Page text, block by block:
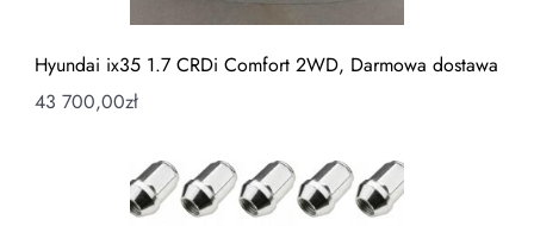
Hyundai ix35 1.7 CRDi Comfort 2WD, Darmowa dostawa
43 700,00zł